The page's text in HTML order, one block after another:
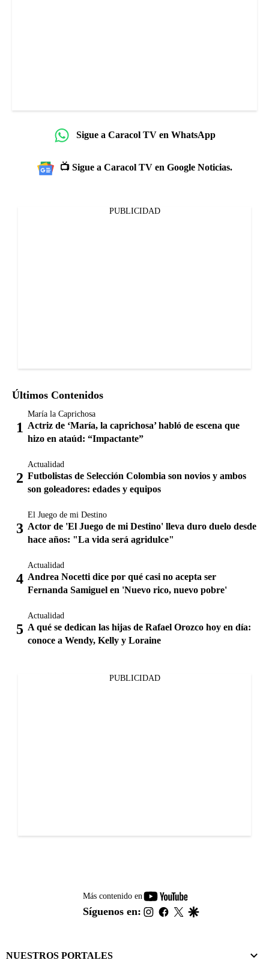
Sigue a Caracol TV en WhatsApp
📺 Sigue a Caracol TV en Google Noticias.
PUBLICIDAD
Últimos Contenidos
María la Caprichosa
Actriz de ‘María, la caprichosa’ habló de escena que
hizo en ataúd: “Impactante”
Actualidad
Futbolistas de Selección Colombia son novios y ambos
son goleadores: edades y equipos
El Juego de mi Destino
Actor de 'El Juego de mi Destino' lleva duro duelo desde
hace años: "La vida será agridulce"
Actualidad
Andrea Nocetti dice por qué casi no acepta ser
Fernanda Samiguel en 'Nuevo rico, nuevo pobre'
Actualidad
A qué se dedican las hijas de Rafael Orozco hoy en día:
conoce a Wendy, Kelly y Loraine
PUBLICIDAD
Más contenido en
youtube-
footer
Síguenos en: instagram
facebook
twitter
NUESTROS PORTALES